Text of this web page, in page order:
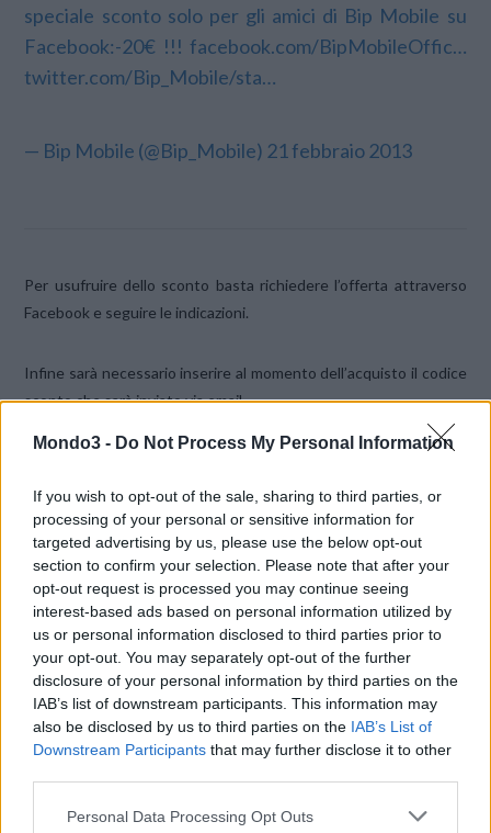
Mondo3 - Do Not Process My Personal Information
If you wish to opt-out of the sale, sharing to third parties, or
processing of your personal or sensitive information for
targeted advertising by us, please use the below opt-out
section to confirm your selection. Please note that after your
opt-out request is processed you may continue seeing
interest-based ads based on personal information utilized by
us or personal information disclosed to third parties prior to
your opt-out. You may separately opt-out of the further
disclosure of your personal information by third parties on the
IAB’s list of downstream participants. This information may
also be disclosed by us to third parties on the IAB’s List of
Downstream Participants that may further disclose it to other
Personal Data Processing Opt Outs
speciale sconto solo per gli amici di Bip Mobile su
Facebook:-20€ !!! facebook.com/BipMobileOffic…
twitter.com/Bip_Mobile/sta…
— Bip Mobile (@Bip_Mobile) 21 febbraio 2013
Per usufruire dello sconto basta richiedere l’offerta attraverso
Facebook e seguire le indicazioni.
Infine sarà necessario inserire al momento dell’acquisto il codice
sconto che sarà inviato via email
E-mail LinkedIn Facebook
X Mastodon Telegram
WhatsApp Stampa Altro
LE MIGLIORI OFFERTE AMAZON